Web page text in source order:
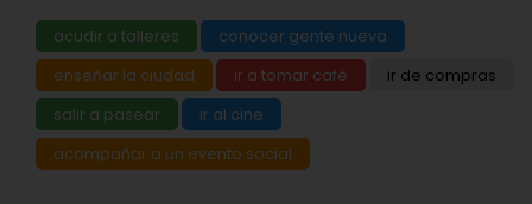
acudir a talleres
conocer gente nueva
enseñar la ciudad
ir a tomar café
ir de compras
salir a pasear
ir al cine
acompañar a un evento social